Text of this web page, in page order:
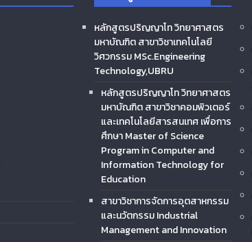
หลักสูตรปริญญาโท วิทยาศาสตร
มหาบัณฑิต สาขาวิชาเทคโนโลยี
วิศวกรรม MSc.Engineering
Technology,UBRU
หลักสูตรปริญญาโท วิทยาศาสตร
มหาบัณฑิต สาขาวิชาคอมพิวเตอร์
และเทคโนโลยีสารสนเทศ เพื่อการ
ศึกษา Master of Science
Program in Computer and
Information Technology for
Education
สาขาวิชาการจัดการอุตสาหกรรม
และนวัตกรรม Industrial
Management and Innovation